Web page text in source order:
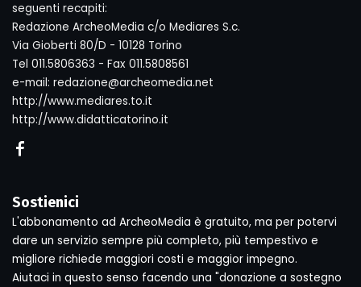
seguenti recapiti:
Redazione ArcheoMedia c/o Mediares S.c.
Via Gioberti 80/D - 10128 Torino
Tel 011.5806363 - Fax 011.5808561
e-mail: redazione@archeomedia.net
http://www.mediares.to.it
http://www.didatticatorino.it
Sostienici
L'abbonamento ad ArcheoMedia è gratuito, ma per potervi
dare un servizio sempre più completo, più tempestivo e
migliore richiede maggiori costi e maggior impegno.
Aiutaci in questo senso facendo una "donazione a sostegno